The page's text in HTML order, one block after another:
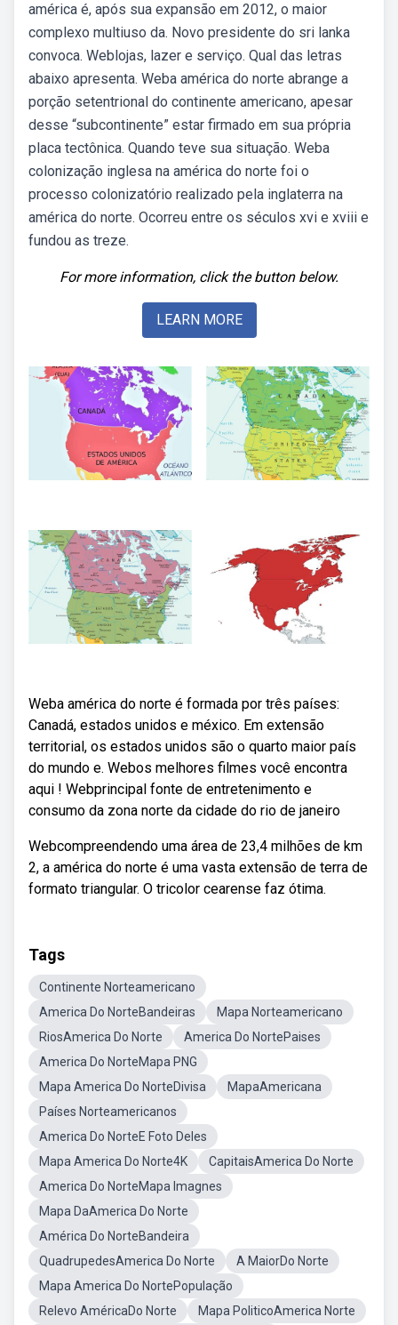
américa é, após sua expansão em 2012, o maior
complexo multiuso da. Novo presidente do sri lanka
convoca. Weblojas, lazer e serviço. Qual das letras
abaixo apresenta. Weba américa do norte abrange a
porção setentrional do continente americano, apesar
desse “subcontinente” estar firmado em sua própria
placa tectônica. Quando teve sua situação. Weba
colonização inglesa na américa do norte foi o
processo colonizatório realizado pela inglaterra na
américa do norte. Ocorreu entre os séculos xvi e xviii e
fundou as treze.
For more information, click the button below.
LEARN MORE
Weba américa do norte é formada por três países:
Canadá, estados unidos e méxico. Em extensão
territorial, os estados unidos são o quarto maior país
do mundo e. Webos melhores filmes você encontra
aqui ! Webprincipal fonte de entretenimento e
consumo da zona norte da cidade do rio de janeiro
Webcompreendendo uma área de 23,4 milhões de km
2, a américa do norte é uma vasta extensão de terra de
formato triangular. O tricolor cearense faz ótima.
Tags
Continente Norteamericano
America Do NorteBandeiras
Mapa Norteamericano
RiosAmerica Do Norte
America Do NortePaises
America Do NorteMapa PNG
Mapa America Do NorteDivisa
MapaAmericana
Países Norteamericanos
America Do NorteE Foto Deles
Mapa America Do Norte4K
CapitaisAmerica Do Norte
America Do NorteMapa Imagnes
Mapa DaAmerica Do Norte
América Do NorteBandeira
QuadrupedesAmerica Do Norte
A MaiorDo Norte
Mapa America Do NortePopulação
Relevo AméricaDo Norte
Mapa PoliticoAmerica Norte